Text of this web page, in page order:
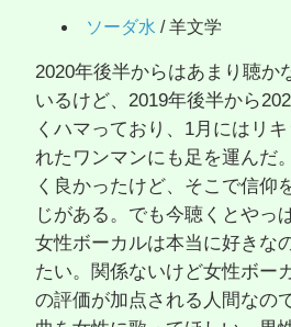
ソーダ水 / 羊文学
2020年後半からはあまり聴か
いるけど、2019年後半から
くハマっており、1月にはリ
れたワンマンにも足を運んだ
く良かったけど、そこで信仰
じがある。でも今聴くとやっ
女性ボーカルは本当に好きな
たい。関係ないけど女性ボー
の評価が加点される人間なの